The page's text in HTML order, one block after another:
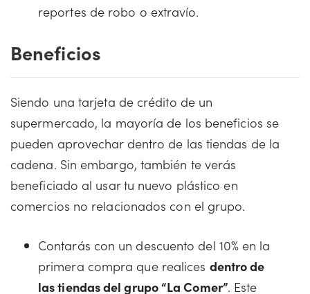
reportes de robo o extravío.
Beneficios
Siendo una tarjeta de crédito de un
supermercado, la mayoría de los beneficios se
pueden aprovechar dentro de las tiendas de la
cadena. Sin embargo, también te verás
beneficiado al usar tu nuevo plástico en
comercios no relacionados con el grupo.
Contarás con un descuento del 10% en la
primera compra que realices dentro de
las tiendas del grupo “La Comer”. Este